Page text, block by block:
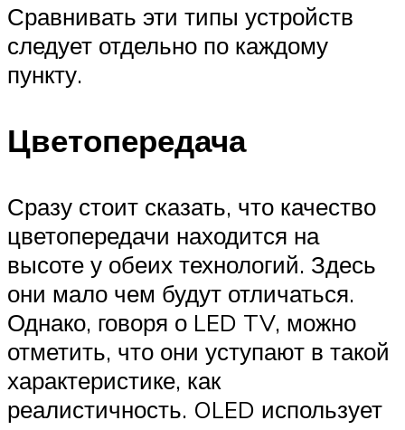
Сравнивать эти типы устройств
следует отдельно по каждому
пункту.
Цветопередача
Сразу стоит сказать, что качество
цветопередачи находится на
высоте у обеих технологий. Здесь
они мало чем будут отличаться.
Однако, говоря о LED TV, можно
отметить, что они уступают в такой
характеристике, как
реалистичность. OLED использует